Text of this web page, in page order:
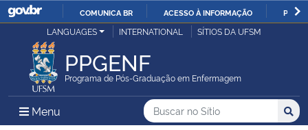
IR
COMUNICA BR ACESSO À INFORMAÇÃO
Ministério da Justiça e Segurança Pública
Ministério da Defesa
LANGUAGES INTERNATIONAL SÍTIOS DA UFSM
PPGENF
Programa de Pós-Graduação em Enfermagem
Menu Menu Principal do Sítio
Busca
Buscar no no Sítio
Busca: